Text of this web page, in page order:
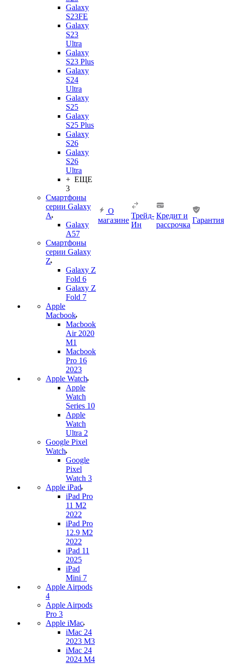
Galaxy
S23FE
Galaxy
S23
Ultra
Galaxy
S23 Plus
Galaxy
S24
Ultra
Galaxy
S25
Galaxy
S25 Plus
Galaxy
S26
Galaxy
S26
Ultra
+ ЕЩЕ
3
Смартфоны
серии Galaxy
A
Galaxy
A57
Смартфоны
серии Galaxy
Z
Galaxy Z
Fold 6
Galaxy Z
Fold 7
Apple
Macbook
Macbook
Air 2020
M1
Macbook
Pro 16
2023
Apple Watch
Apple
Watch
Series 10
Apple
Watch
Ultra 2
Google Pixel
Watch
Google
Pixel
Watch 3
Apple iPad
iPad Pro
11 M2
2022
iPad Pro
12.9 M2
2022
iPad 11
2025
iPad
Mini 7
Apple Airpods
4
Apple Airpods
Pro 3
Apple iMac
iMac 24
2023 M3
iMac 24
2024 M4
О
магазине
Трейд-
Ин
Кредит и
рассрочка
Гарантия